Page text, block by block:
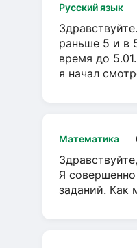
Русский язык
раньше 5 и в
время до
я начал
Математика
Я
заданий. Как